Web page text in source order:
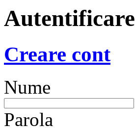
Autentificare
Creare cont
Nume
Parola